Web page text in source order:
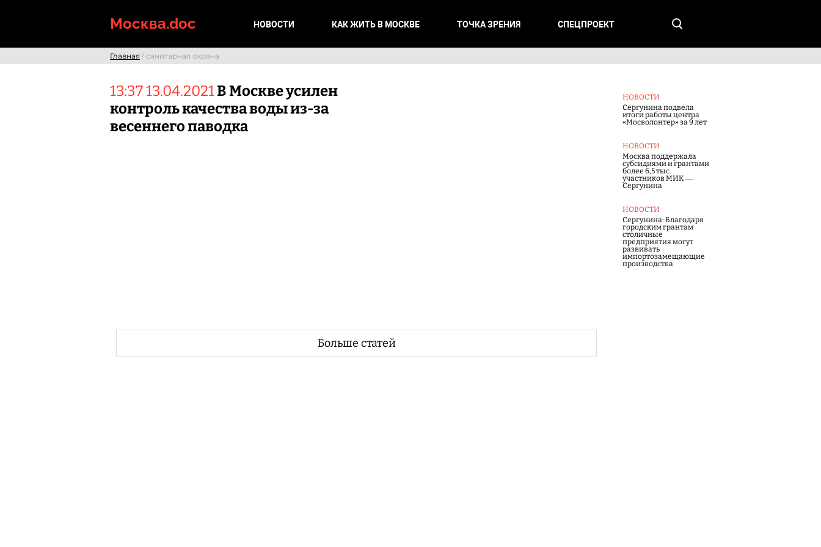
Москва.doc НОВОСТИ КАК ЖИТЬ В МОСКВЕ ТОЧКА ЗРЕНИЯ СПЕЦПРОЕКТ
Главная / санитарная охрана
13:37 13.04.2021В Москве усилен
контроль качества воды из-за
весеннего паводка
НОВОСТИ
Сергунина подвела
итоги работы центра
«Мосволонтер» за 9 лет
НОВОСТИ
Москва поддержала
субсидиями и грантами
более 6,5 тыс.
участников МИК —
Сергунина
НОВОСТИ
Сергунина: Благодаря
городским грантам
столичные
предприятия могут
развивать
импортозамещающие
производства
Больше статей